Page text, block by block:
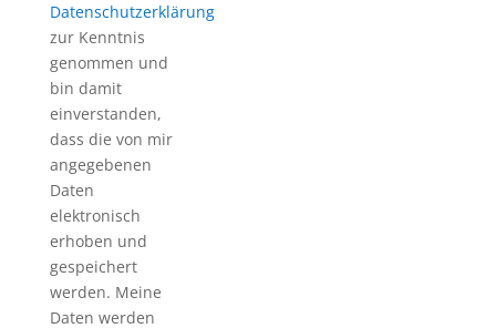
Datenschutzerklärung
zur Kenntnis
genommen und
bin damit
einverstanden,
dass die von mir
angegebenen
Daten
elektronisch
erhoben und
gespeichert
werden. Meine
Daten werden